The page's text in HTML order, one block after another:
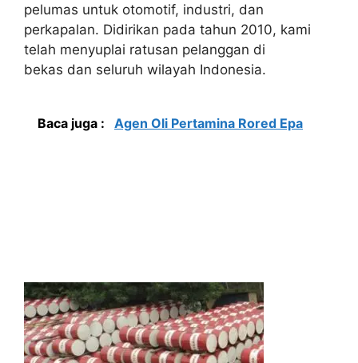
pelumas untuk otomotif, industri, dan
perkapalan. Didirikan pada tahun 2010, kami
telah menyuplai ratusan pelanggan di
bekas dan seluruh wilayah Indonesia.
Baca juga : Agen Oli Pertamina Rored Epa